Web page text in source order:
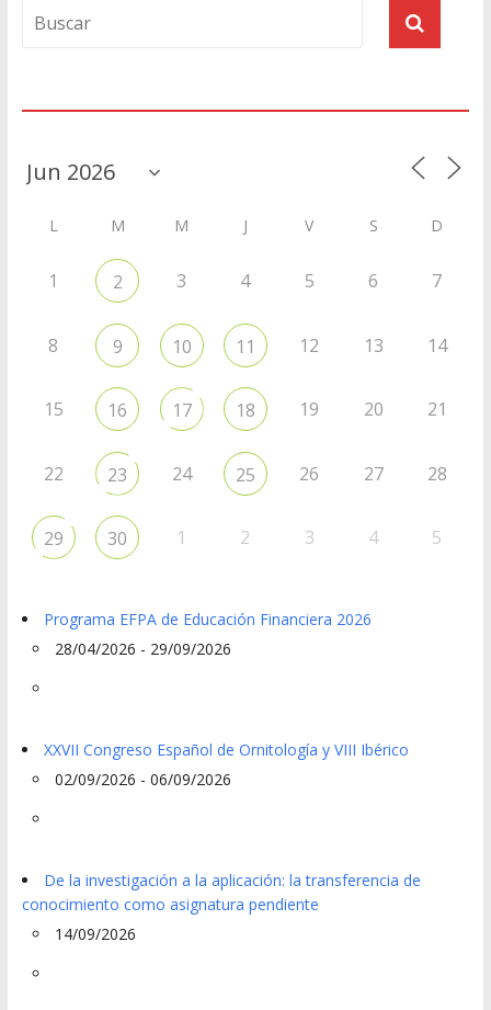
L M M J V S D
1 2 3 4 5 6 7
8 9 10 11 12 13 14
15 16 17 18 19 20 21
22 23 24 25 26 27 28
29 30 1 2 3 4 5
Programa EFPA de Educación Financiera 2026
28/04/2026 - 29/09/2026
XXVII Congreso Español de Ornitología y VIII Ibérico
02/09/2026 - 06/09/2026
De la investigación a la aplicación: la transferencia de
conocimiento como asignatura pendiente
14/09/2026